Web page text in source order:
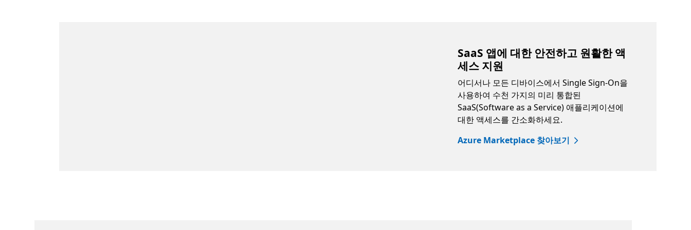
SaaS 앱에 대한 안전하고 원활한 액
세스 지원
어디서나 모든 디바이스에서 Single Sign-On을
사용하여 수천 가지의 미리 통합된
SaaS(Software as a Service) 애플리케이션에
대한 액세스를 간소화하세요.
Azure Marketplace 찾아보기